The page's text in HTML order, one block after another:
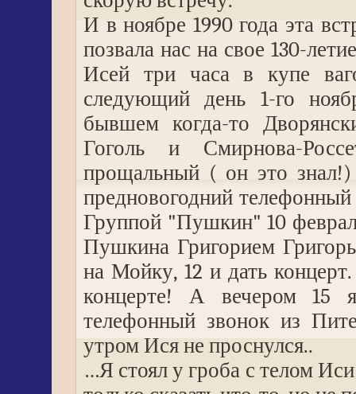
И в ноябре 1990 года эта
позвала нас на свое 130-
Исей три часа в купе
следующий день 1-го
бывшем когда-то
Гоголь и Смирнова-
прощальный ( он это
предновогодний
Группой "Пушкин" 10
Пушкина Григорием
на Мойку, 12 и дать концерт.
концерте! А вечером 15
телефонный звонок из
утром Ися не проснулся..
…Я стоял у гроба с телом